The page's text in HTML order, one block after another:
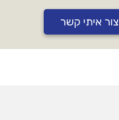
צור איתי קשר